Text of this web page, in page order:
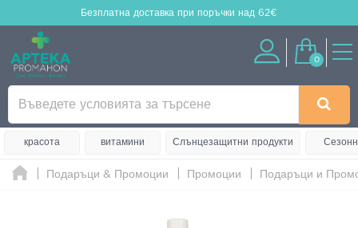
Безплатна доставка при поръчки над 62€
0
красота витамини Слънцезащитни продукти
Подаръци & Промоции Промоции Подаръци и